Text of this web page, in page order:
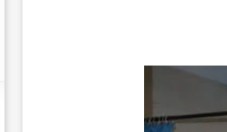
ارزان ترین زمان سفر کیش چه